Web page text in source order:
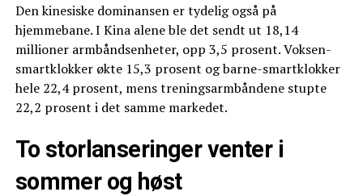
Den kinesiske dominansen er tydelig også på
hjemmebane. I Kina alene ble det sendt ut 18,14
millioner armbåndsenheter, opp 3,5 prosent. Voksen-
smartklokker økte 15,3 prosent og barne-smartklokker
hele 22,4 prosent, mens treningsarmbåndene stupte
22,2 prosent i det samme markedet.
To storlanseringer venter i
sommer og høst